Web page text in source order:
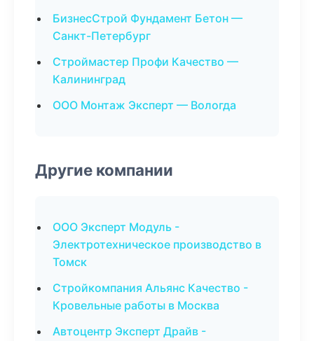
БизнесСтрой Фундамент Бетон —
Санкт-Петербург
Строймастер Профи Качество —
Калининград
ООО Монтаж Эксперт — Вологда
Другие компании
ООО Эксперт Модуль -
Электротехническое производство в
Томск
Стройкомпания Альянс Качество -
Кровельные работы в Москва
Автоцентр Эксперт Драйв -